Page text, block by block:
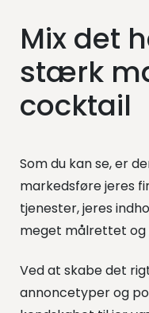
Mix det
stærk
cocktail
Som du kan se, er
markedsføre jeres
tjenester, jeres
meget målrettet og
Ved at skabe det
annoncetyper og